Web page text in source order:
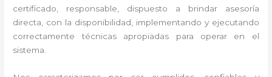
certificado, responsable, dispuesto a brindar asesoría
directa, con la disponibilidad, implementando y ejecutando
correctamente técnicas apropiadas para operar en el
sistema.